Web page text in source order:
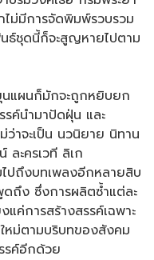
ไม่มีการจัดพิมพ์รวบรวม
ธ์ชุดนี้ก็จะสูญหายไปตาม
นแผนก็มักจะถูกหยิบยก
รค์นำมาปัดฝุ่น และ
าจะเป็น นวนิยาย นิทาน
ะครเวที ลิเก
ปถึงบทเพลงอีกหลายสิบ
ถึง ซึ่งการผลิตซ้ำแต่ละ
ค่การสร้างสรรค์เฉพาะ
หม่ตามบริบทของสังคม
รค์อีกด้วย